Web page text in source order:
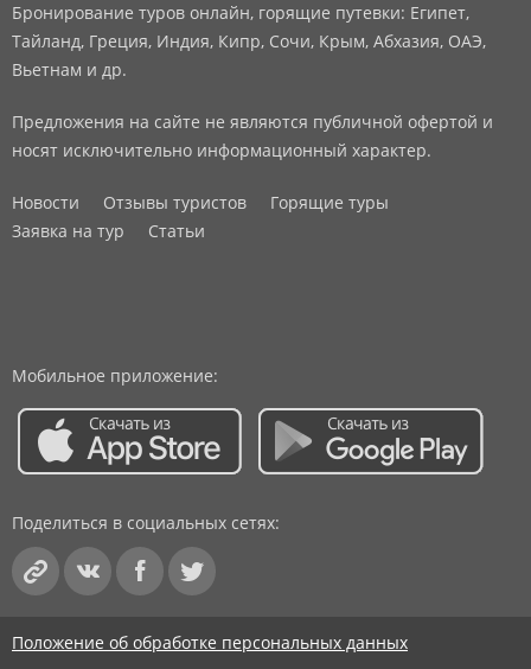
Бронирование туров онлайн, горящие путевки: Египет,
Тайланд, Греция, Индия, Кипр, Сочи, Крым, Абхазия, ОАЭ,
Вьетнам и др.
Предложения на сайте не являются публичной офертой и
носят исключительно информационный характер.
Новости Отзывы туристов
Горящие туры
Заявка на тур
Статьи
Мобильное приложение:
Поделиться в социальных сетях:
Положение об обработке персональных данных